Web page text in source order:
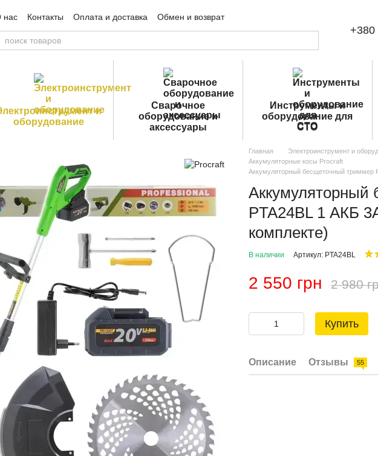
нас Контакты Оплата и доставка
Обмен и возврат
Пользовательское соглашение
Публичная оферта +380
и
оборудование
Сварочное
оборудование и
аксессуары
Инструменты и
оборудование для
СТО
Главная
Электроинструмент и
Аккумуляторные косы Procraft
Аккумуляторный бесщеточный триммер
Аккумуляторный
PTA24BL 1 АКБ
комплекте)
В наличии Артикул: PTA24BL
2 550 грн 2 980
Купить
Описание Отзывы 55